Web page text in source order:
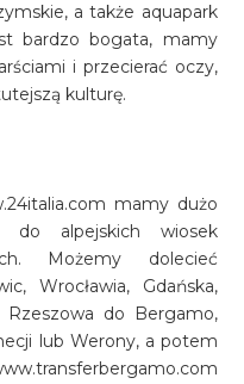
a także aquapark
bardzo bogata, mamy
i przecierać oczy,
kulturę.
mamy dużo
do alpejskich wiosek
Możemy dolecieć
Wrocławia, Gdańska,
Rzeszowa do Bergamo,
lub Werony, a potem